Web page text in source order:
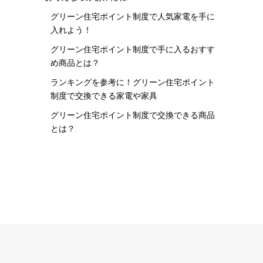
グリーン住宅ポイント制度で人気家電を手に
入れよう！
グリーン住宅ポイント制度で手に入るおすす
め商品とは？
ランキングを参考に！グリーン住宅ポイント
制度で交換できる家電や家具
グリーン住宅ポイント制度で交換できる商品
とは？